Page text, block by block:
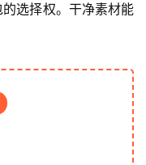
选择权。干净素材能